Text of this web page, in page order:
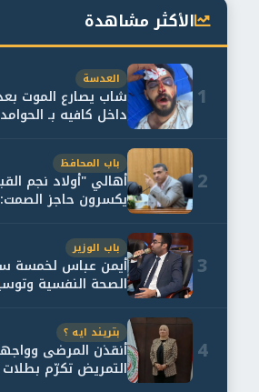
الأكثر مشاهدة
1
العدسة
شاب يصارع الموت
داخل كافيه بـ
2
باب المحافظ
أهالي "أولاد نجم
يكسرون حاجز
3
باب الوزير
أيمن عباس لخمسة
الصحة النفسية
4
بتريند ايه ؟
أنقذن المرضى
التمريض تكرّم